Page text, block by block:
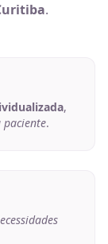
.
,
paciente.